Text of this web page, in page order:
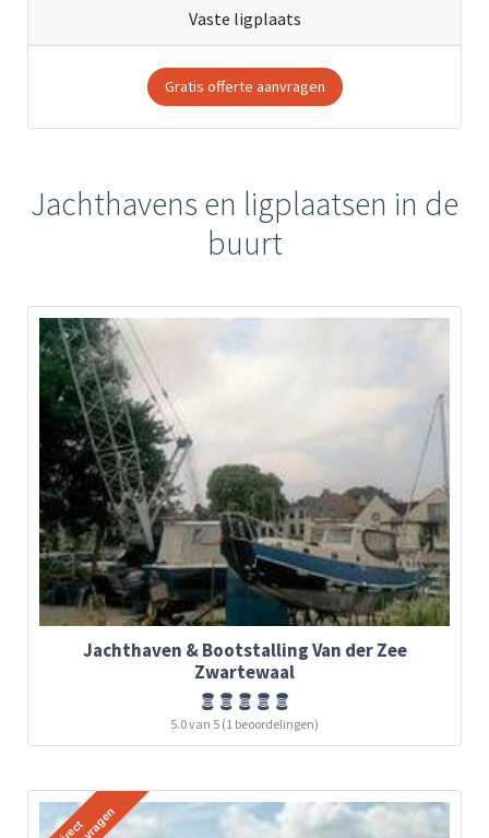
Vaste ligplaats
Gratis offerte aanvragen
Jachthavens en ligplaatsen in de
buurt
Jachthaven & Bootstalling Van der Zee
Zwartewaal
5.0 van 5 (1 beoordelingen)